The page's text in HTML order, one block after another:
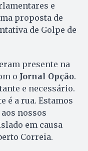
e
proposta de
de Golpe de
presente na
o Jornal Opção.
e necessário.
é a rua. Estamos
nossos
em causa
Correia.